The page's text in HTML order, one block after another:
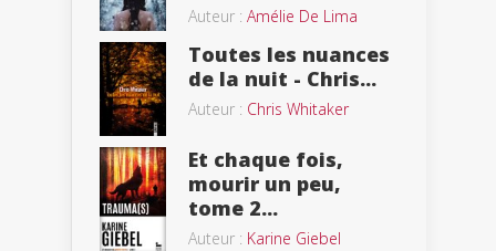
Auteur : Amélie De Lima
Toutes les nuances
de la nuit - Chris...
Auteur : Chris Whitaker
Et chaque fois,
mourir un peu,
tome 2...
Auteur : Karine Giebel